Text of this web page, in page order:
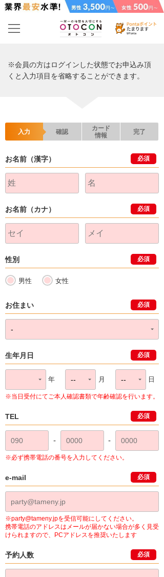
※会員の方はログインした状態でお申込み頂
くと入力項目を省略することができます。
入力 確認
カード
情報
完了
お名前（漢字） 必須
お名前（カナ） 必須
性別 必須
男性 女性
お住まい 必須
生年月日 必須
年 月 日
※当日受付にてご本人確認書類で年齢確認を行います。
TEL 必須
- -
※必ず携帯電話の番号を入力してください。
e-mail 必須
※party@tameny.jpを受信可能にしてください。
携帯電話のアドレスはメールが届かない場合が多く見受
けられますので、PCアドレスを推奨いたします
予約人数 必須